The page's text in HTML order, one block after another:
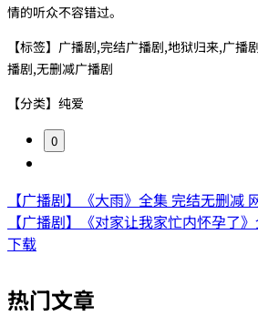
情的听众不容错过。
【标签】广播剧,完结广播剧,地狱归来,广播
播剧,无删减广播剧
【分类】纯爱
0
【广播剧】《大雨》全集 完结无删减
【广播剧】《对家让我家忙内怀孕了
下载
热门文章